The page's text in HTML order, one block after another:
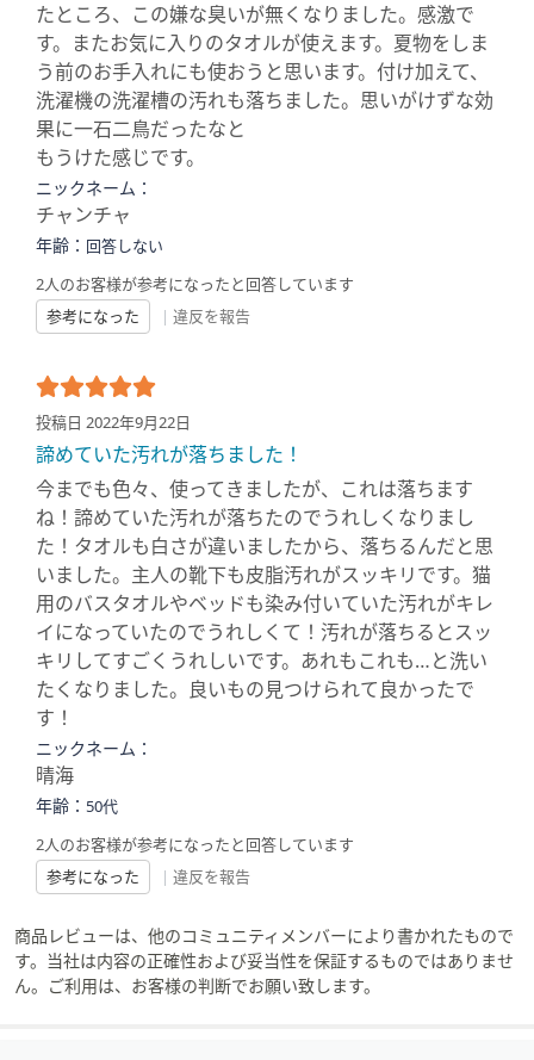
たところ、この嫌な臭いが無くなりました。感激で
す。またお気に入りのタオルが使えます。夏物をしま
う前のお手入れにも使おうと思います。付け加えて、
洗濯機の洗濯槽の汚れも落ちました。思いがけずな効
果に一石二鳥だったなと
もうけた感じです。
ニックネーム：
チャンチャ
年齢： 回答しない
2人のお客様が参考になったと回答しています
参考になった
| 違反を報告
投稿日 2022年9月22日
諦めていた汚れが落ちました！
今までも色々、使ってきましたが、これは落ちます
ね！諦めていた汚れが落ちたのでうれしくなりまし
た！タオルも白さが違いましたから、落ちるんだと思
いました。主人の靴下も皮脂汚れがスッキリです。猫
用のバスタオルやベッドも染み付いていた汚れがキレ
イになっていたのでうれしくて！汚れが落ちるとスッ
キリしてすごくうれしいです。あれもこれも…と洗い
たくなりました。良いもの見つけられて良かったで
す！
ニックネーム：
晴海
年齢： 50代
2人のお客様が参考になったと回答しています
参考になった
| 違反を報告
商品レビューは、他のコミュニティメンバーにより書かれたもので
す。当社は内容の正確性および妥当性を保証するものではありませ
ん。ご利用は、お客様の判断でお願い致します。